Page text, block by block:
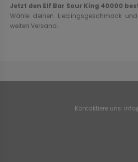
Jetzt den Elf Bar Sour King 40000
Wähle deinen Lieblingsgeschmack
weiten Versand.
Kontaktiere uns: